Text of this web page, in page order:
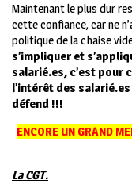
Maintenant le plus dur
cette confiance, car ne
politique de la chaise
s’impliquer et
salarié.es, c’est pour
l’intérêt des
défend !!!
ENCORE UN GRAND
La CGT.